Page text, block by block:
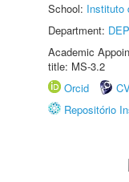
School: Instituto
Department:
Academic
title: MS-3.2
Orcid
Repositório